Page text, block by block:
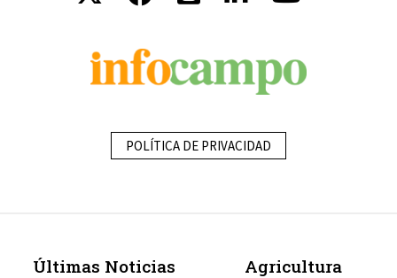
POLÍTICA DE PRIVACIDAD
Últimas Noticias
Agricultura